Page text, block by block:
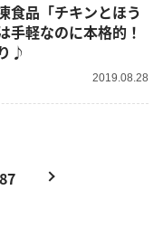
食品「チキンとほう
手軽なのに本格的！
♪
2019.08.28
87